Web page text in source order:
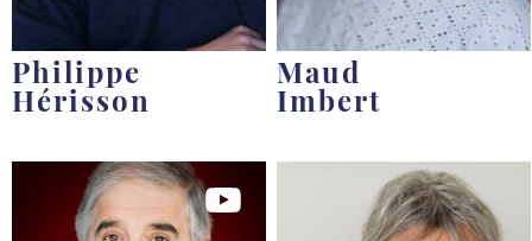
Philippe
Hérisson
Maud
Imbert